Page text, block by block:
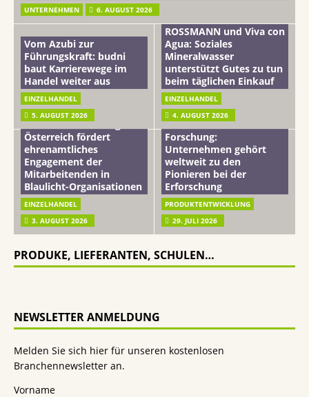
UNTERNEHMEN 6. AUGUST 2026
Vom Azubi zur
Führungskraft: budni
baut Karrierewege im
Handel weiter aus
EINZELHANDEL
5. AUGUST 2026
ROSSMANN und Viva con
Agua: Soziales
Mineralwasser
unterstützt Gutes zu tun
beim täglichen Einkauf
EINZELHANDEL
4. AUGUST 2026
mehr vom leben tag: dm
Österreich fördert
ehrenamtliches
Engagement der
Mitarbeitenden in
Blaulicht-Organisationen
EINZELHANDEL
3. AUGUST 2026
Beiersdorf
Hautmikrobiom-
Forschung:
Unternehmen gehört
weltweit zu den
Pionieren bei der
Erforschung
PRODUKTENTWICKLUNG
29. JULI 2026
PRODUKE, LIEFERANTEN, SCHULEN…
NEWSLETTER ANMELDUNG
Melden Sie sich hier für unseren kostenlosen
Branchennewsletter an.
Vorname